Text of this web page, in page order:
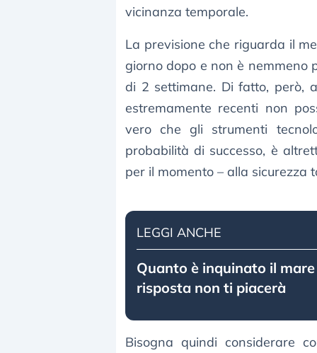
vicinanza temporale.
La previsione che riguarda il
giorno dopo e non è nemmeno
di 2 settimane. Di fatto, però,
estremamente recenti non
vero che gli strumenti
probabilità di successo, è
per il momento – alla sicurezza
LEGGI ANCHE
Quanto è inquinato il
risposta non ti piacerà
Bisogna quindi considerare